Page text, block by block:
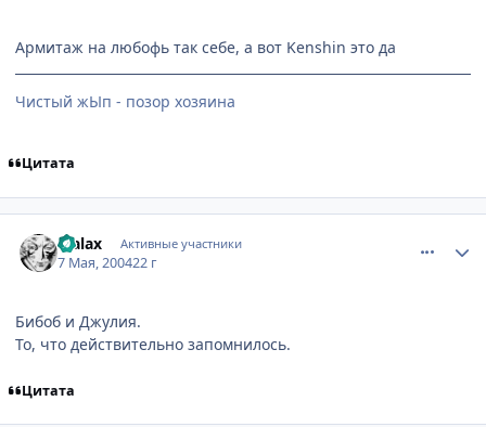
Армитаж на любофь так себе, а вот Kenshin это да
Чистый жЫп - позор хозяина
Цитата
Malax Активные участники
7 Мая, 200422 г
Бибоб и Джулия.
То, что действительно запомнилось.
Цитата